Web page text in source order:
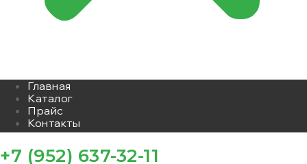
Главная
Каталог
Прайс
Контакты
+7 (952) 637-32-11